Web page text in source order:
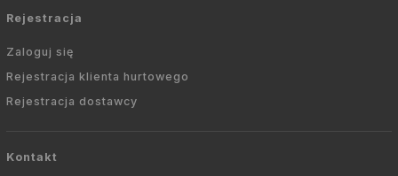
Rejestracja
Zaloguj się
Rejestracja klienta hurtowego
Rejestracja dostawcy
Kontakt